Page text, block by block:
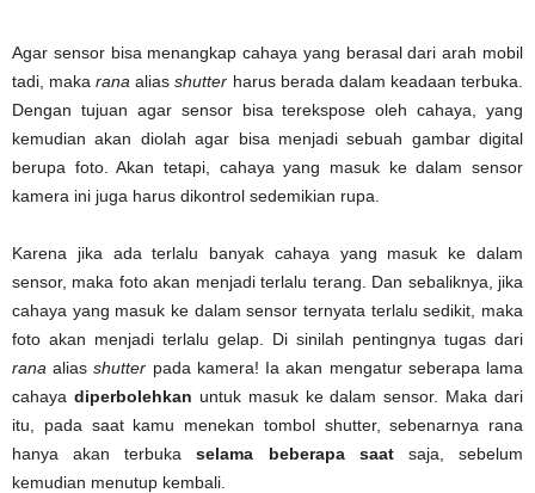
Agar sensor bisa menangkap cahaya yang berasal dari arah mobil
tadi, makarana aliasshutter harus berada dalam keadaan terbuka.
Dengan tujuan agar sensor bisa terekspose oleh cahaya, yang
kemudian akan diolah agar bisa menjadi sebuah gambar digital
berupa foto. Akan tetapi, cahaya yang masuk ke dalam sensor
kamera ini juga harus dikontrol sedemikian rupa.
Karena jika ada terlalu banyak cahaya yang masuk ke dalam
sensor, maka foto akan menjadi terlalu terang. Dan sebaliknya, jika
cahaya yang masuk ke dalam sensor ternyata terlalu sedikit, maka
foto akan menjadi terlalu gelap. Di sinilah pentingnya tugas dari
rana aliasshutter pada kamera! Ia akan mengatur seberapa lama
cahaya diperbolehkan untuk masuk ke dalam sensor. Maka dari
itu, pada saat kamu menekan tombol shutter, sebenarnya rana
hanya akan terbukaselama beberapa saatsaja, sebelum
kemudian menutup kembali.